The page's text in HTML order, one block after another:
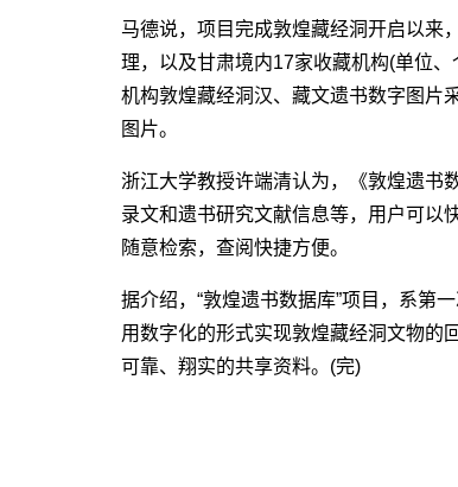
马德说，项目完成敦煌藏经洞开启以来
理，以及甘肃境内17家收藏机构(单位
机构敦煌藏经洞汉、藏文遗书数字图片
图片。
浙江大学教授许端清认为，《敦煌遗书
录文和遗书研究文献信息等，用户可以
随意检索，查阅快捷方便。
据介绍，“敦煌遗书数据库”项目，系第
用数字化的形式实现敦煌藏经洞文物的
可靠、翔实的共享资料。(完)